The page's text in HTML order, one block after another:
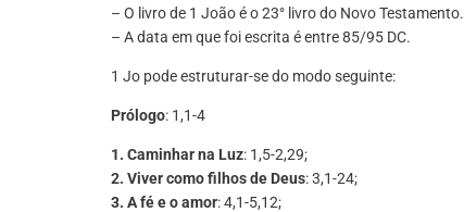
– O livro de 1 João é o 23° livro do Novo Testamento.
– A data em que foi escrita é entre 85/95 DC.
1 Jo pode estruturar-se do modo seguinte:
Prólogo: 1,1-4
1. Caminhar na Luz: 1,5-2,29;
2. Viver como filhos de Deus: 3,1-24;
3. A fé e o amor: 4,1-5,12;